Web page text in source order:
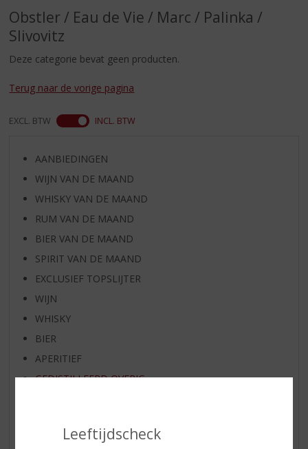
p
r
i
n
n
a
Leeftijdscheck
Obstler / Eau de Vie / Marc / Palinka /
Slivovitz
Deze categorie bevat geen producten.
Terug naar de vorige pagina
EXCL. BTW INCL. BTW
AANBIEDINGEN
WIJN VAN DE MAAND
WHISKY VAN DE MAAND
RUM VAN DE MAAND
BIER VAN DE MAAND
SPIRIT VAN DE MAAND
EXCLUSIEF TOPSLIJTER
WIJN
WHISKY
BIER
APERITIEF
GEDISTILLEERD OVERIG
FRISDRANK